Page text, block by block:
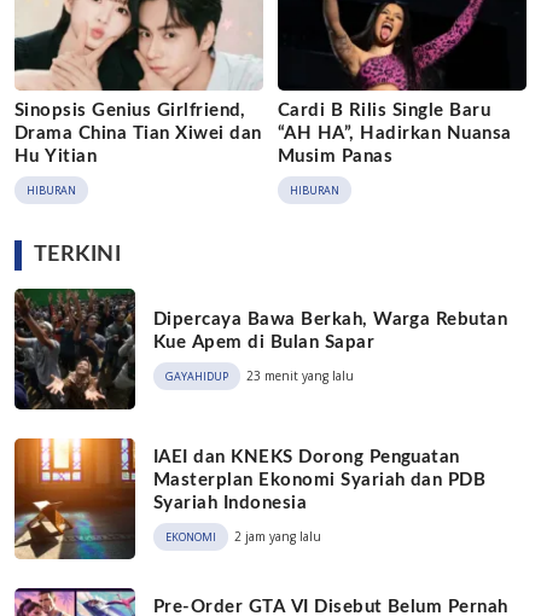
Sinopsis Genius Girlfriend,
Drama China Tian Xiwei dan
Hu Yitian
HIBURAN
Cardi B Rilis Single Baru
“AH HA”, Hadirkan Nuansa
Musim Panas
HIBURAN
TERKINI
Dipercaya Bawa Berkah, Warga Rebutan
Kue Apem di Bulan Sapar
GAYAHIDUP 23 menit yang lalu
IAEI dan KNEKS Dorong Penguatan
Masterplan Ekonomi Syariah dan PDB
Syariah Indonesia
EKONOMI 2 jam yang lalu
Pre-Order GTA VI Disebut Belum Pernah